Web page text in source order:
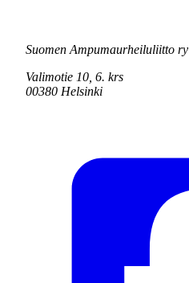
Suomen Ampumaurheiluliitto ry
Valimotie 10, 6. krs
00380 Helsinki